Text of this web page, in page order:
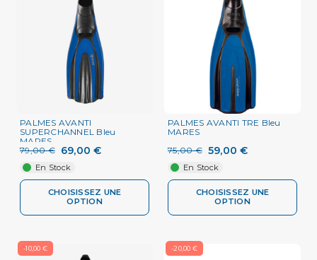
PALMES AVANTI
SUPERCHANNEL Bleu
MARES
79,00 €
69,00 €
En Stock
CHOISISSEZ UNE
OPTION
PALMES AVANTI TRE Bleu
MARES
75,00 € 59,00 €
En Stock
CHOISISSEZ UNE
OPTION
-10,00 € -20,00 €